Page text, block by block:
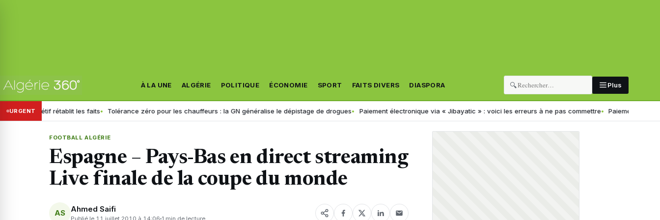
À LA UNE ALGÉRIE POLITIQUE ÉCONOMIE SPORT FAITS DIVERS DIASPORA 🔍 Plus
URGENT
Sétif rétablit les faits Tolérance zéro pour les chauffeurs : la GN généralise le dépistage de drogues Paiement électronique via « Jibayatic » : voici les erreurs à ne pas commettre Paiement électronique
FOOTBALL ALGÉRIE
Espagne – Pays-Bas en direct streaming
Live finale de la coupe du monde
AS Ahmed Saifi
Publié le 11 juillet 2010 à 14:06 1 min de lecture